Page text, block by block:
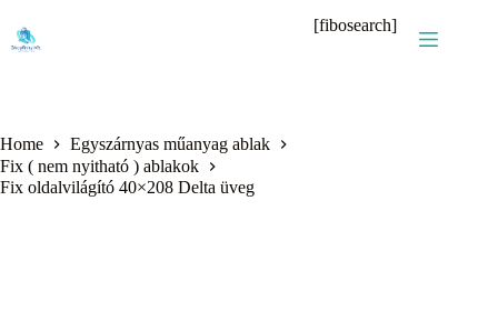
content
[fibosearch]
Home
Egyszárnyas műanyag ablak
Fix ( nem nyitható ) ablakok
Fix oldalvilágító 40×208 Delta üveg